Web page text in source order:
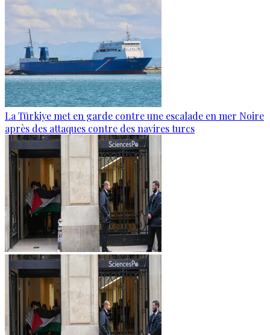
La Türkiye met en garde contre une escalade en mer Noire
après des attaques contre des navires turcs